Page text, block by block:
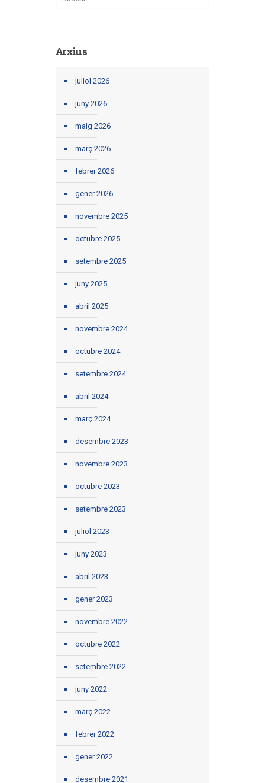
Arxius
juliol 2026
juny 2026
maig 2026
març 2026
febrer 2026
gener 2026
novembre 2025
octubre 2025
setembre 2025
juny 2025
abril 2025
novembre 2024
octubre 2024
setembre 2024
abril 2024
març 2024
desembre 2023
novembre 2023
octubre 2023
setembre 2023
juliol 2023
juny 2023
abril 2023
gener 2023
novembre 2022
octubre 2022
setembre 2022
juny 2022
març 2022
febrer 2022
gener 2022
desembre 2021